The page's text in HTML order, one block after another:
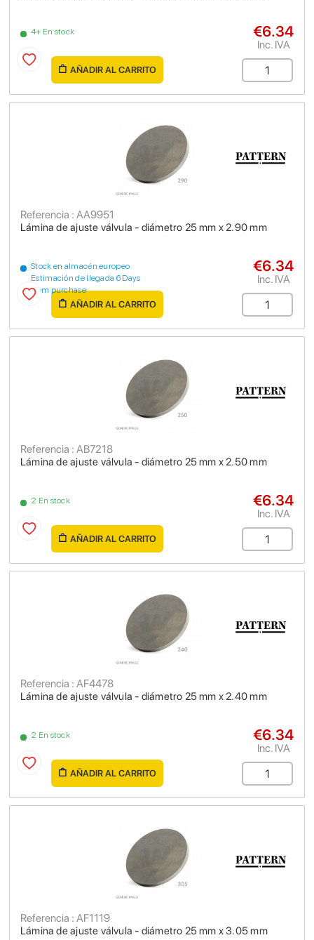
4+ En stock €6.34
Inc. IVA
AÑADIR AL CARRITO
Lámina de ajuste válvula - diámetro 25 mm x 2.90 mm
Referencia : AA9951
Stock en almacén europeo
Estimación de llegada 6 Days
from purchase
€6.34
Inc. IVA
AÑADIR AL CARRITO
Lámina de ajuste válvula - diámetro 25 mm x 2.50 mm
Referencia : AB7218
2 En stock €6.34
Inc. IVA
AÑADIR AL CARRITO
Lámina de ajuste válvula - diámetro 25 mm x 2.40 mm
Referencia : AF4478
2 En stock €6.34
Inc. IVA
AÑADIR AL CARRITO
Lámina de ajuste válvula - diámetro 25 mm x 3.05 mm
Referencia : AF1119